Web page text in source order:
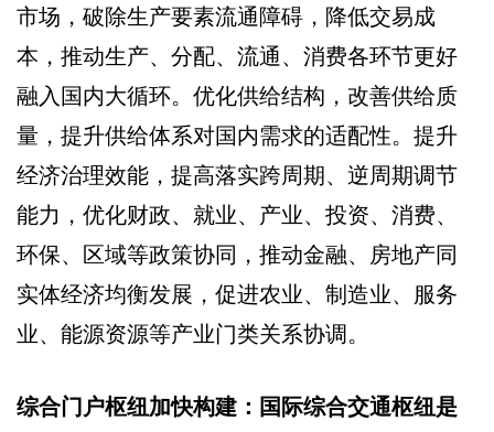
市场，破除生产要素流通障碍，降低交易成
本，推动生产、分配、流通、消费各环节更好
融入国内大循环。优化供给结构，改善供给质
量，提升供给体系对国内需求的适配性。提升
经济治理效能，提高落实跨周期、逆周期调节
能力，优化财政、就业、产业、投资、消费、
环保、区域等政策协同，推动金融、房地产同
实体经济均衡发展，促进农业、制造业、服务
业、能源资源等产业门类关系协调。
综合门户枢纽加快构建：国际综合交通枢纽是